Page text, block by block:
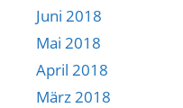
Juni 2018
Mai 2018
April 2018
März 2018